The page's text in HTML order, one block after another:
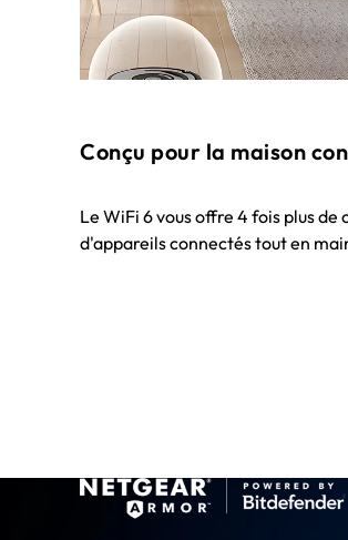
Conçu pour la maison
Le WiFi 6 vous offre 4 fois plus
d'appareils connectés tout en